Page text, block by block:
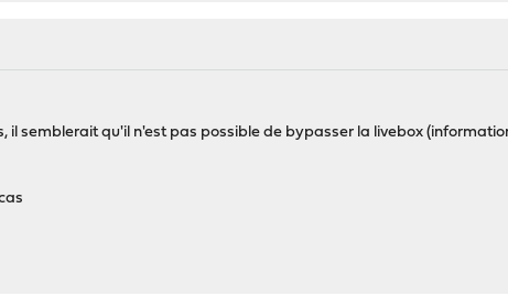
il semblerait qu'il n'est pas possible de bypasser la livebox